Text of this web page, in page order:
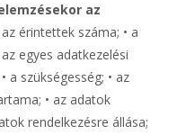
az
az érintettek száma; • a
egyes adatkezelési
a szükségesség; • az
• az adatok
rendelkezésre állása;